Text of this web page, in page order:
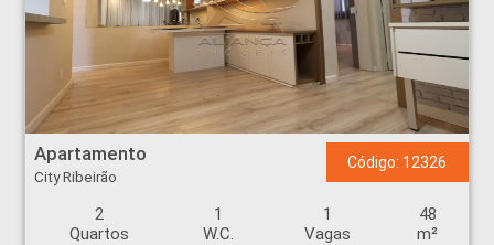
Apartamento - City Ribeirão - Ribeirão Preto
Apartamento
City Ribeirão
Código: 12326
2
Quartos
1
W.C.
1
Vagas
48
m²